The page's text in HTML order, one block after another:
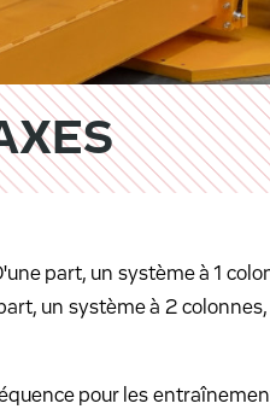
part, un système à 1
un système à 2
pour les